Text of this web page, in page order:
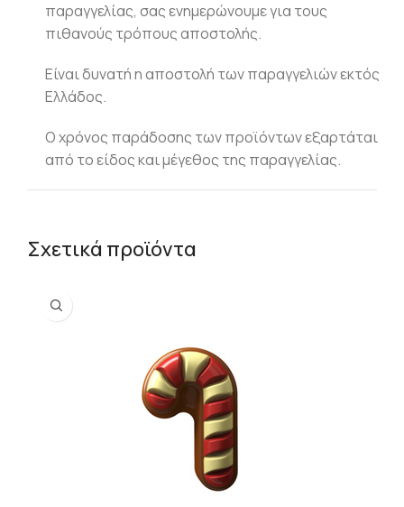
παραγγελίας, σας ενημερώνουμε για τους
πιθανούς τρόπους αποστολής.
Είναι δυνατή η αποστολή των παραγγελιών εκτός
Ελλάδος.
Ο χρόνος παράδοσης των προϊόντων εξαρτάται
από το είδος και μέγεθος της παραγγελίας.
Σχετικά προϊόντα